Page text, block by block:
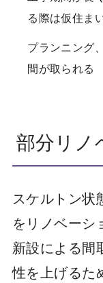
る際は仮住ま
プランニング
間が取られる
部分リノ
スケルトン状
をリノベーシ
新設による間
性を上げるた